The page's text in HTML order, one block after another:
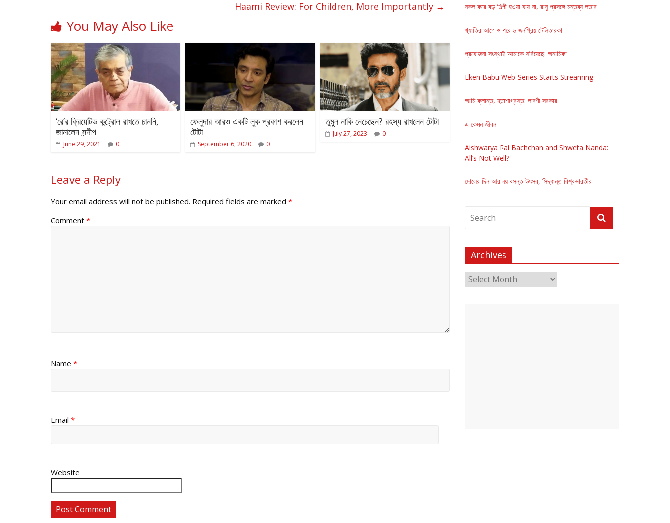
Haami Review: For Children, More Importantly →
You May Also Like
‘রে’র ক্রিয়েটিভ কন্ট্রোল রাখতে চাননি,
জানালেন সন্দীপ
June 29, 2021 0
ফেলুদার আরও একটি লুক প্রকাশ করলেন
টোটা
September 6, 2020 0
তুমুল নাকি নেচেছেন? রহস্য রাখলেন টোটা
July 27, 2023 0
Leave a Reply
Your email address will not be published. Required fields are marked *
Comment *
Name *
Email *
Website
নকল করে বড় শিল্পী হওয়া যায় না, রানু প্রসঙ্গে মন্তব্য লতার
খ্যাতির আগে ও পরে ৬ জনপ্রিয় টেলিতারকা
প্রযোজনা সংস্থাই আমাকে সরিয়েছে: অনামিকা
Eken Babu Web-Series Starts Streaming
আমি ক্লান্ত, হতাশাগ্রস্ত: লাবণী সরকার
এ কেমন জীবন
Aishwarya Rai Bachchan and Shweta Nanda:
All’s Not Well?
দোলের দিন আর নয় বসন্ত উৎসব, সিদ্ধান্ত বিশ্বভারতীর
Archives